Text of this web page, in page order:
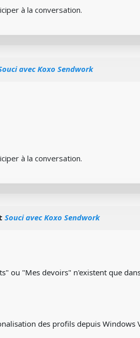
à la conversation.
avec Koxo Sendwork
à la conversation.
Souci avec Koxo Sendwork
ou "Mes devoirs" n'existent que
des profils depuis Windows